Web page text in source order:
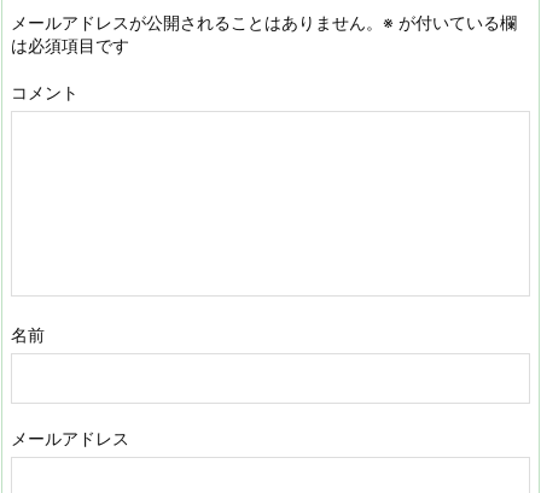
メールアドレスが公開されることはありません。 ※ が付いている欄
は必須項目です
コメント
名前
メールアドレス